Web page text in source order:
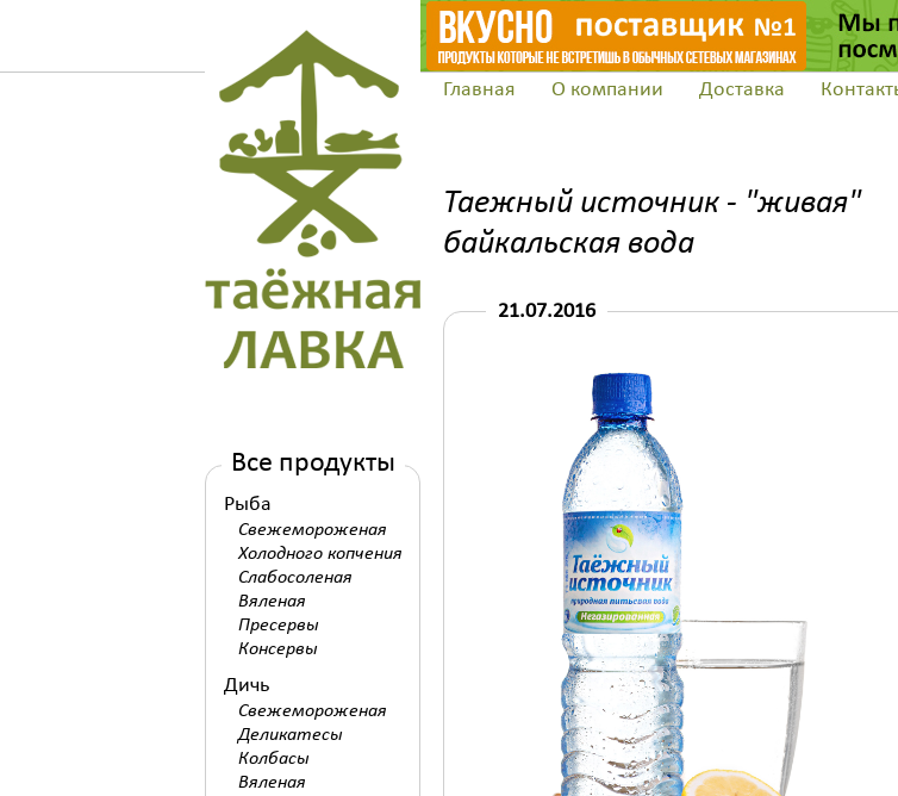
Все продукты
Рыба
Свежемороженая
Холодного копчения
Слабосоленая
Вяленая
Пресервы
Консервы
Дичь
Свежемороженая
Деликатесы
Колбасы
Вяленая
Главная О компании Доставка
Таежный источник - "живая"
байкальская вода
21.07.2016